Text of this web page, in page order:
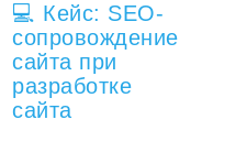
💻 Кейс: SEO-
сопровождение
сайта при
разработке
сайта